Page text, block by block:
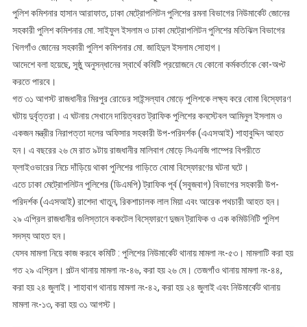
পুলিশ কমিশনার হাসান আরাফাত, ঢাকা মেট্রোপলিটন পুলিশের রমনা বিভাগের নিউমার্কেট জোনের
সহকারী পুলিশ কমিশনার মো. সাইফুল ইসলাম ও ঢাকা মেট্রোপলিটন পুলিশের মতিঝিল বিভাগের
খিলগাঁও জোনের সহকারী পুলিশ কমিশনার মো. জাহিদুল ইসলাম সোহাগ।
আদেশে বলা হয়েছে, সুষ্ঠু অনুসন্ধানের স্বার্থে কমিটি প্রয়োজনে যে কোনো কর্মকর্তাকে কো-অপ্ট
করতে পারবে।
গত ৩১ আগস্ট রাজধানীর মিরপুর রোডের সাইন্সল্যাব মোড়ে পুলিশকে লক্ষ্য করে বোমা বিস্ফোরণ
ঘটায় দুর্বৃত্তরা। এ ঘটনায় সেখানে দায়িত্বরত ট্রাফিক পুলিশের কনস্টেবল আমিনুল ইসলাম ও
একজন মন্ত্রীর নিরাপত্তা দলের অফিসার সহকারী উপ-পরিদর্শক (এএসআই) শাহাবুদ্দিন আহত
হন। এ বছরের ২৬ মে রাত ৯টায় রাজধানীর মালিবাগ মোড়ে সিএনজি পাম্পের বিপরীতে
ফ্লাইওভারের নিচে দাঁড়িয়ে থাকা পুলিশের গাড়িতে বোমা বিস্ফোরণের ঘটনা ঘটে।
এতে ঢাকা মেট্রোপলিটন পুলিশের (ডিএমপি) ট্রাফিক পূর্ব (সবুজবাগ) বিভাগের সহকারী উপ-
পরিদর্শক (এএসআই) রাশেদা খাতুন, রিকশাচালক লাল মিয়া এবং আরেক পথচারী আহত হন।
২৯ এপ্রিল রাজধানীর গুলিস্তানে ককটেল বিস্ফোরণে দুজন ট্রাফিক ও এক কমিউনিটি পুলিশ
সদস্য আহত হন।
যেসব মামলা নিয়ে কাজ করবে কমিটি : পুলিশের নিউমার্কেট থানায় মামলা নং-৫৩। মামলাটি করা হয়
গত ২৯ এপ্রিল। পল্টন থানায় মামলা নং-৪৬, করা হয় ২৬ মে। তেজগাঁও থানায় মামলা নং-৪৪,
করা হয় ২৪ জুলাই। শাহাবাগ থানায় মামলা নং-৪২, করা হয় ২৪ জুলাই এবং নিউমার্কেট থানায়
মামলা নং-১৩, করা হয় ৩১ আগস্ট।